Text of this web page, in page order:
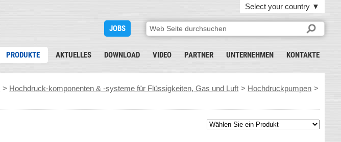
Select your country ▼
JOBS
PRODUKTE AKTUELLES DOWNLOAD VIDEO PARTNER UNTERNEHMEN KONTAKTE
> Hochdruck-komponenten & -systeme für Flüssigkeiten, Gas und Luft > Hochdruckpumpen >